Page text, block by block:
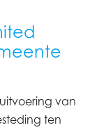
van
ten